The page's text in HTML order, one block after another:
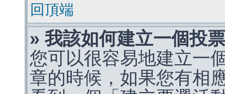
回頂端
» 我該如何建立一個投
您可以很容易地建立一
章的時候，如果您有相